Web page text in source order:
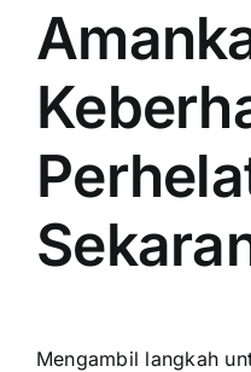
Mengambil langkah